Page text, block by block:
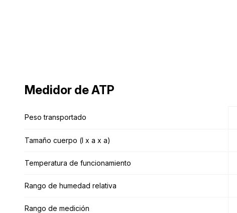
Medidor de ATP
Peso transportado
Tamaño cuerpo (l x a x a)
Temperatura de funcionamiento
Rango de humedad relativa
Rango de medición
Medidor de ATP
Peso transportado
Tamaño cuerpo (l x a x a)
Temperatura de funcionamiento
Rango de humedad relativa
Rango de medición